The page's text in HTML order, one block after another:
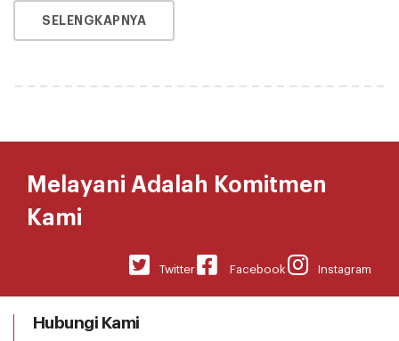
SELENGKAPNYA
Melayani Adalah Komitmen
Kami
Instagram
Facebook
Twitter
Hubungi Kami